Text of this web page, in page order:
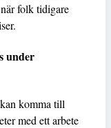
folk tidigare
under
komma till
med ett arbete